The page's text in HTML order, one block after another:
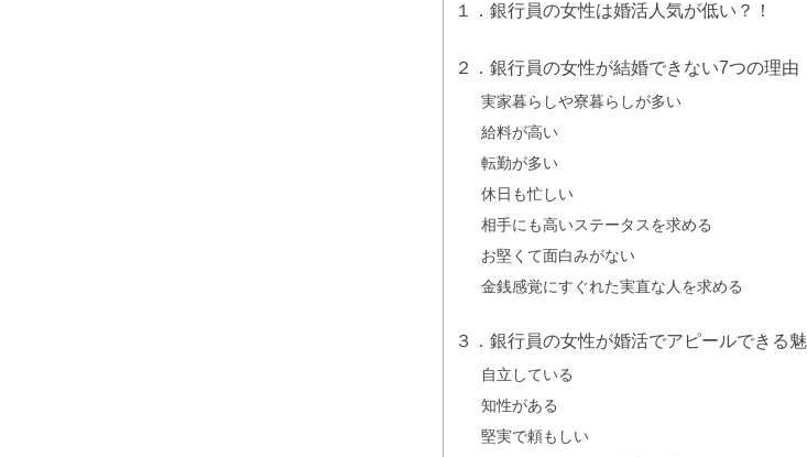
１．銀行員の女性は婚活人気が低い？！
２．銀行員の女性が結婚できない7つの理由
実家暮らしや寮暮らしが多い
給料が高い
転勤が多い
休日も忙しい
相手にも高いステータスを求める
お堅くて面白みがない
金銭感覚にすぐれた実直な人を求める
３．銀行員の女性が婚活でアピールできる
自立している
知性がある
堅実で頼もしい